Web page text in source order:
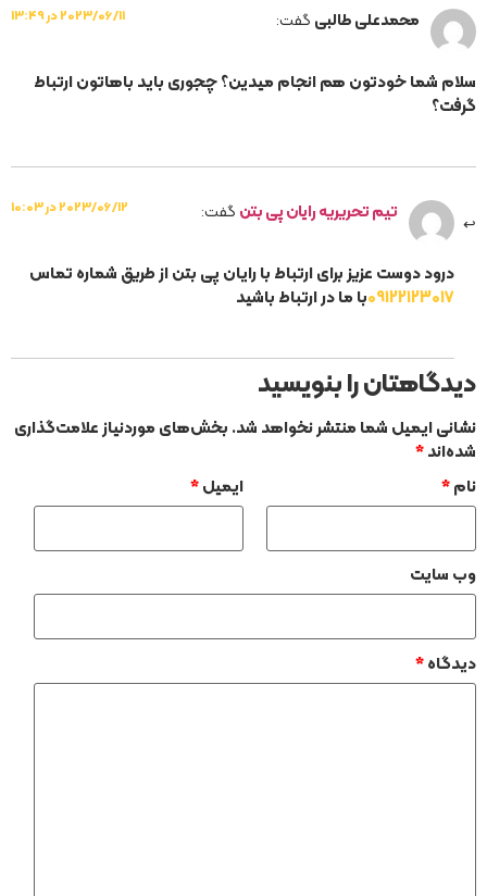
محمدعلی طالبی گفت: 2023/06/11 در 13:49
سلام شما خودتون هم انجام میدین؟ چجوری باید باهاتون ارتباط
گرفت؟
تیم تحریریه رایان پی بتن گفت: 2023/06/12 در 10:03
درود دوست عزیز برای ارتباط با رایان پی بتن از طریق شماره تماس
09122123017با ما در ارتباط باشید
دیدگاهتان را بنویسید
نشانی ایمیل شما منتشر نخواهد شد.بخش‌های موردنیاز علامت‌گذاری
شده‌اند*
دیدگاه*
نام* ایمیل*
وب‌ سایت